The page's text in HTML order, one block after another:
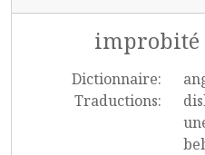
improbité
Dictionnaire:
Traductions: